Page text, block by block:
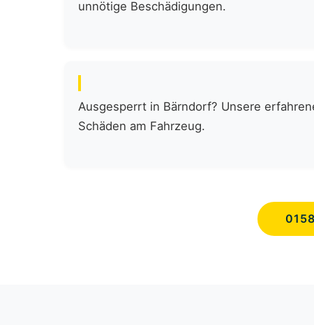
unnötige Beschädigungen.
Ausgesperrt in Bärndorf? Unsere
Schäden am Fahrzeug.